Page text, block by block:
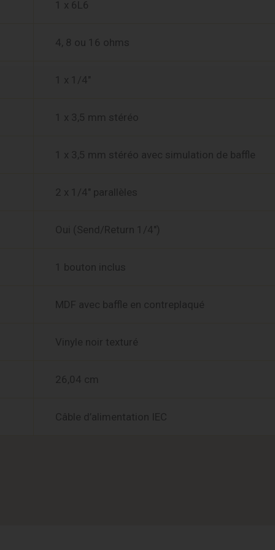
1 x 6L6
4, 8 ou 16 ohms
1 x 1/4″
1 x 3,5 mm stéréo
1 x 3,5 mm stéréo avec simulation de baffle
2 x 1/4″ parallèles
Oui (Send/Return 1/4″)
1 bouton inclus
MDF avec baffle en contreplaqué
Vinyle noir texturé
26,04 cm
Câble d’alimentation IEC